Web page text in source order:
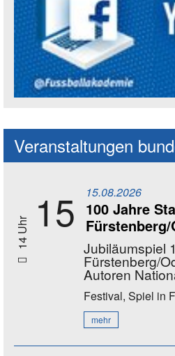
Veranstaltungen
14 Uhr 15 15.08.2026
100 Jahre
Fürstenberg/
Jubiläumspiel
Fürstenberg/
Autoren
Festival, Spiel in
mehr